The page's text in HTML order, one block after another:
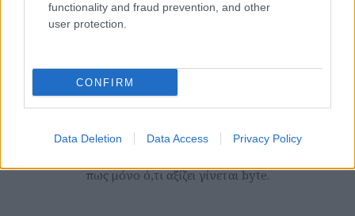
functionality and fraud prevention, and other
user protection.
CONFIRM
Data Deletion Data Access Privacy Policy
Γεννήθηκε τον Νοέμβριο του 2005, βρήκε τον δρόμο της
Αμετανόητα περίεργη, θα πάει με την ίδια ευκολία σε
συνοικιακά κουτούκια και σε τρέντι μπαρ, και θα σου μιλήσει
ημέρας, τα θέατρα της πόλης, τις παλαβομάρες του ίντερνετ
πως μόνο ό,τι αξίζει γίνεται byte.